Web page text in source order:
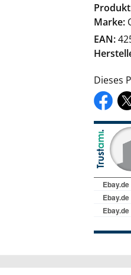
Marke:
EAN:
Dieses